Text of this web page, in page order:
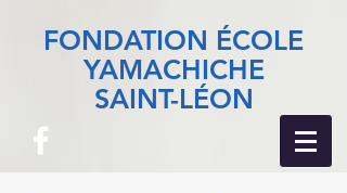
FONDATION ÉCOLE
YAMACHICHE
SAINT-LÉON